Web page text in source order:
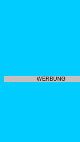
WERBUNG